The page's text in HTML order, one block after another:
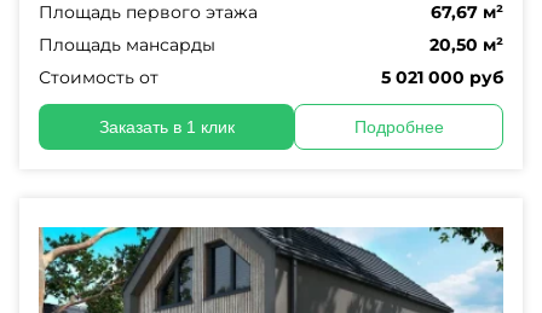
Площадь первого этажа
67,67 м²
Площадь мансарды
20,50 м²
Стоимость от
5 021 000 руб
Заказать в 1 клик Подробнее